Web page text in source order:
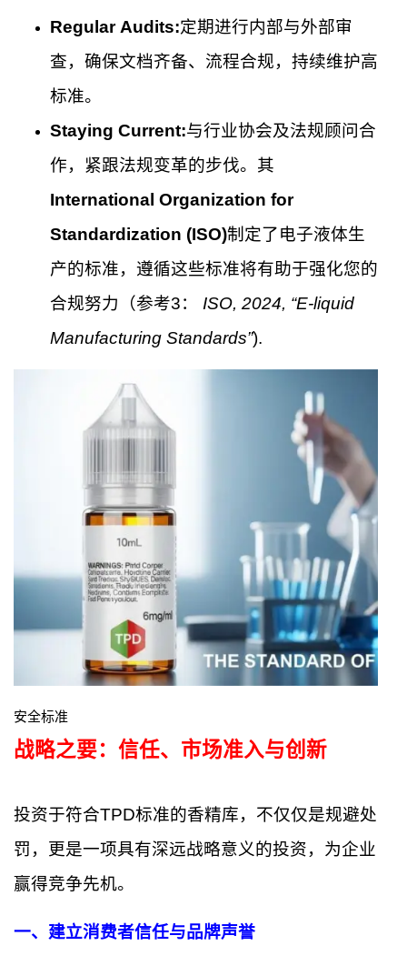
Regular Audits:定期进行内部与外部审
查，确保文档齐备、流程合规，持续维护高
标准。
Staying Current:与行业协会及法规顾问合
作，紧跟法规变革的步伐。其
International Organization for
Standardization (ISO)制定了电子液体生
产的标准，遵循这些标准将有助于强化您的
合规努力（参考3： ISO, 2024, “E-liquid
Manufacturing Standards”).
安全标准
战略之要：信任、市场准入与创新
投资于符合TPD标准的香精库，不仅仅是规避处
罚，更是一项具有深远战略意义的投资，为企业
赢得竞争先机。
一、建立消费者信任与品牌声誉